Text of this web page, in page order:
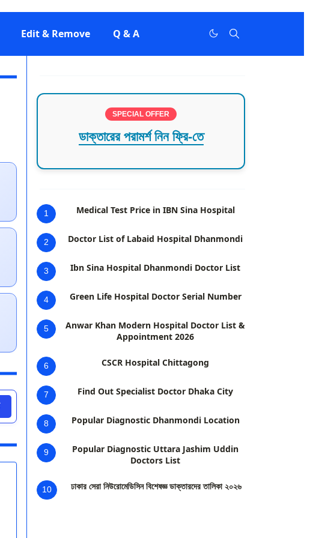
Edit & Remove Q & A
SPECIAL OFFER
ডাক্তারের পরামর্শ নিন ফ্রি-তে
1 Medical Test Price in IBN Sina Hospital
2 Doctor List of Labaid Hospital Dhanmondi
3 Ibn Sina Hospital Dhanmondi Doctor List
4 Green Life Hospital Doctor Serial Number
5
Anwar Khan Modern Hospital Doctor List &
Appointment 2026
6 CSCR Hospital Chittagong
7 Find Out Specialist Doctor Dhaka City
8 Popular Diagnostic Dhanmondi Location
9
Popular Diagnostic Uttara Jashim Uddin
Doctors List
10 ঢাকার সেরা নিউরোমেডিসিন বিশেষজ্ঞ ডাক্তারদের তালিকা ২০২৬